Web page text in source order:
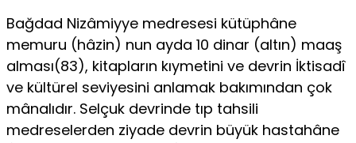
Bağdad Nizâmiyye medresesi kütüphâne
memuru (hâzin) nun ayda 10 dinar (altın) maaş
alması(83), kitapların kıymetini ve devrin İktisadî
ve kültürel seviyesini anlamak bakımından çok
mânalıdır. Selçuk devrinde tıp tahsili
medreselerden ziyade devrin büyük hastahâne